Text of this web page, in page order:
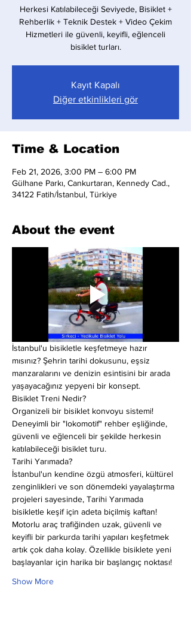
Herkesi Katılabileceği Seviyede, Bisiklet +
Rehberlik + Teknik Destek + Video Çekim
Hizmetleri ile güvenli, keyifli, eğlenceli
bisiklet turları.
Kayıt Kapalı
Diğer etkinlikleri gör
Time & Location
Feb 21, 2026, 3:00 PM – 6:00 PM
Gülhane Parkı, Cankurtaran, Kennedy Cad.,
34122 Fatih/İstanbul, Türkiye
About the event
İstanbul'u bisikletle keşfetmeye hazır
mısınız? Şehrin tarihi dokusunu, eşsiz
manzaralarını ve denizin esintisini bir arada
yaşayacağınız yepyeni bir konsept.
Bisiklet Treni Nedir?
Organizeli bir bisiklet konvoyu sistemi!
Deneyimli bir "lokomotif" rehber eşliğinde,
güvenli ve eğlenceli bir şekilde herkesin
katılabileceği bisiklet turu.
Tarihi Yarımada?
İstanbul'un kendine özgü atmosferi, kültürel
zenginlikleri ve son dönemdeki yayalaştırma
projeleri sayesinde, Tarihi Yarımada
bisikletle keşif için adeta biçilmiş kaftan!
Motorlu araç trafiğinden uzak, güvenli ve
keyifli bir parkurda tarihi yapıları keşfetmek
artık çok daha kolay. Özellikle bisiklete yeni
başlayanlar için harika bir başlangıç noktası!
Show More